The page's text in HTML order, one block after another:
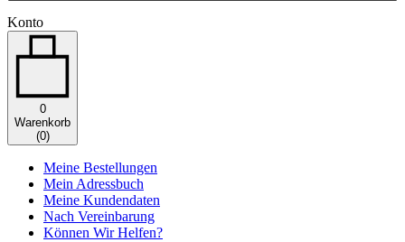
Konto
0
Warenkorb
(0)
Meine Bestellungen
Mein Adressbuch
Meine Kundendaten
Nach Vereinbarung
Können Wir Helfen?